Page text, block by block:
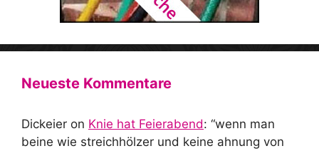
Neueste Kommentare
Dickeier on Knie hat Feierabend: “wenn man
beine wie streichhölzer und keine ahnung von